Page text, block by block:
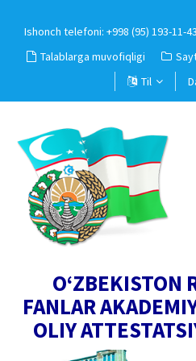
Ishonch telefoni: +998 (95) 193-11-43
Talablarga muvofiqligi
Til
O‘ZBEKISTON
FANLAR
OLIY